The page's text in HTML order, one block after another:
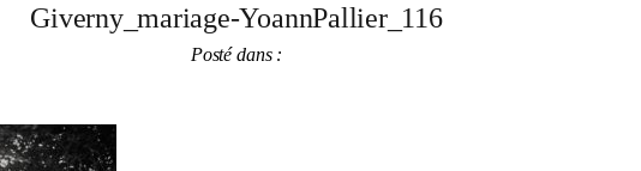
Giverny_mariage-YoannPallier_116
Posté dans :